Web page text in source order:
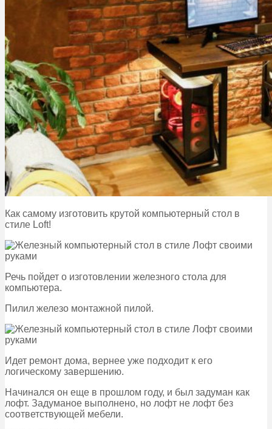
Как самому изготовить крутой компьютерный стол в
стиле Loft!
Речь пойдет о изготовлении железного стола для
компьютера.
Пилил железо монтажной пилой.
Идет ремонт дома, вернее уже подходит к его
логическому завершению.
Начинался он еще в прошлом году, и был задуман как
лофт. Задуманое выполнено, но лофт не лофт без
соответствующей мебели.